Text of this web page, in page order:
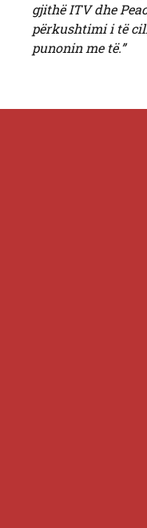
gjithë ITV dhe
përkushtimi i të
punonin me të.”